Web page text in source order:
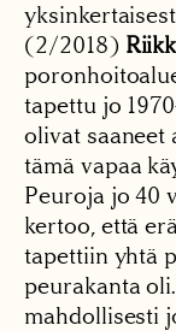
(2/2018)
tapettu jo
olivat saaneet
tämä vapaa
Peuroja jo 40
kertoo, että
tapettiin yhtä
peurakanta
mahdollisesti